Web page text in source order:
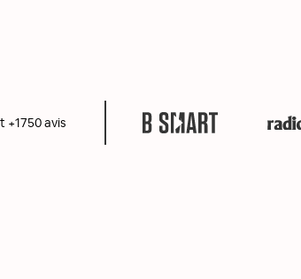
+1750 avis